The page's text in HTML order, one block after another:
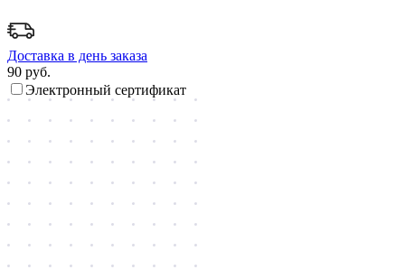
Доставка в день заказа
90 руб.
Электронный сертификат